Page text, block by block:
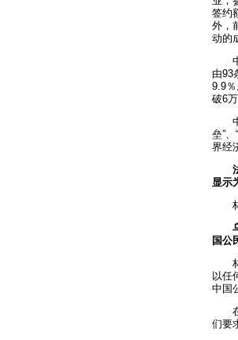
签约
外，
动的
由93
9.9
破6
垒”
界经
显示
国公
以任
中国
们要